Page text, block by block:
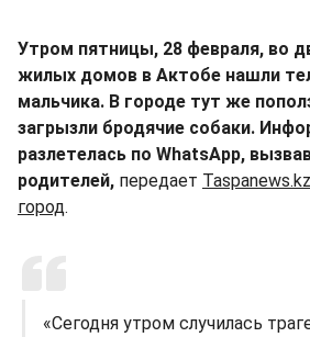
Утром пятницы, 28 февраля, во
жилых домов в Актобе нашли
мальчика. В городе тут же
загрызли бродячие собаки.
разлетелась по WhatsApp,
родителей, передает Taspanews.kz
город.
«Сегодня утром случилась